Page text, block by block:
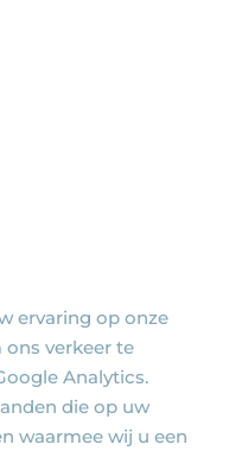
ervaring op onze
verkeer te
Analytics.
die op uw
waarmee wij u een